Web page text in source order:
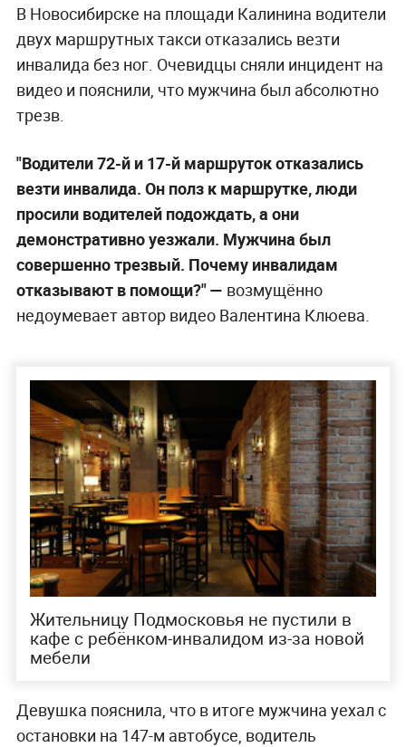
В Новосибирске на площади Калинина водители
двух маршрутных такси отказались везти
инвалида без ног. Очевидцы сняли инцидент на
видео и пояснили, что мужчина был абсолютно
трезв.
"Водители 72-й и 17-й маршруток отказались
везти инвалида. Он полз к маршрутке, люди
просили водителей подождать, а они
демонстративно уезжали. Мужчина был
совершенно трезвый. Почему инвалидам
отказывают в помощи?" — возмущённо
недоумевает автор видео Валентина Клюева.
Жительницу Подмосковья не пустили в
кафе с ребёнком-инвалидом из-за новой
мебели
Девушка пояснила, что в итоге мужчина уехал с
остановки на 147-м автобусе, водитель